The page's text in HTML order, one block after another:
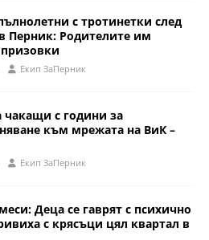
с тротинетки след
Перник: Родителите им
Eкип ЗаПерник
чакащи с години за
към мрежата на ВиК –
Eкип ЗаПерник
Деца се гаврят с психично
с крясъци цял квартал в